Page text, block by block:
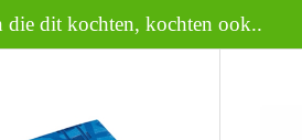
die dit kochten, kochten ook..